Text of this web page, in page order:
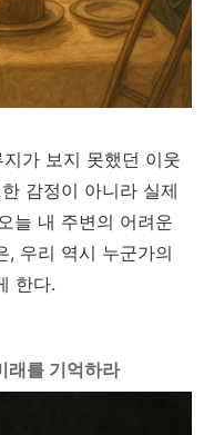
가 보지 못했던 이웃
감정이 아니라 실제
늘 내 주변의 어려운
, 우리 역시 누군가의
한다.
래를 기억하라